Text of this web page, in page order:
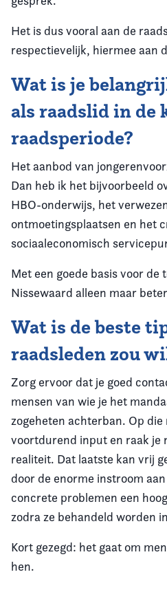
Het is dus vooral aan de
respectievelijk, hiermee aan
Wat is je
als raadslid in de
raadsperiode?
Het aanbod van
Dan heb ik het bijvoorbeeld
HBO-onderwijs, het
ontmoetingsplaatsen en het
sociaaleconomisch
Met een goede basis voor de
Nissewaard alleen maar
Wat is de beste
raadsleden zou
Zorg ervoor dat je goed
mensen van wie je het
zogeheten achterban. Op die
voortdurend input en raak je
realiteit. Dat laatste kan vrij
door de enorme instroom
concrete problemen een
zodra ze behandeld worden
Kort gezegd: het gaat om
hen.